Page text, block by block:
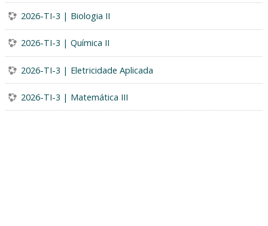
2026-TI-3 | Biologia II
2026-TI-3 | Química II
2026-TI-3 | Eletricidade Aplicada
2026-TI-3 | Matemática III